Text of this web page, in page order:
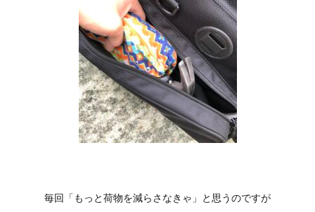
毎回「もっと荷物を減らさなきゃ」と思うのですが